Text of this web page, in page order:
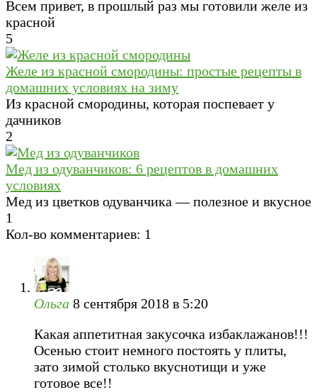
Всем привет, в прошлый раз мы готовили желе из
красной
5
Желе из красной смородины: простые рецепты в
домашних условиях на зиму
Из красной смородины, которая поспевает у
дачников
2
Мед из одуванчиков: 6 рецептов в домашних
условиях
Мед из цветков одуванчика — полезное и вкусное
1
Кол-во комментариев: 1
Ольга 8 сентября 2018 в 5:20
Какая аппетитная закусочка избаклажанов!!!
Осенью стоит немного постоять у плиты,
зато зимой столько вкуснотищи и уже
готовое все!!